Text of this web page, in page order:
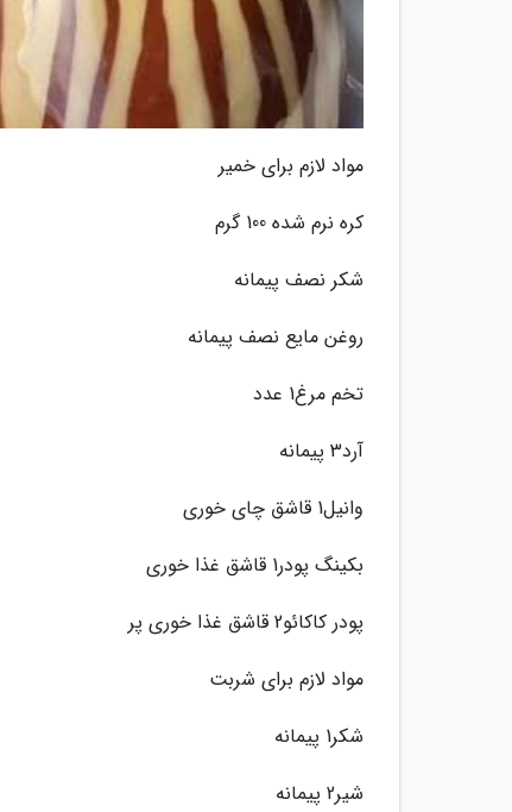
مواد لازم برای خمیر
کره نرم شده 100 گرم
شکر نصف پیمانه
روغن مایع نصف پیمانه
تخم مرغ1 عدد
آرد3 پیمانه
وانیل1 قاشق چای خوری
بکینگ پودر1 قاشق غذا خوری
پودر کاکائو2 قاشق غذا خوری پر
مواد لازم برای شربت
شکر1 پیمانه
شیر2 پیمانه